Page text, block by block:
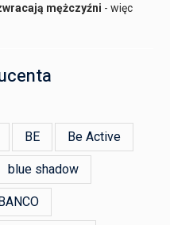
mężczyźni - więc
BE Be Active
blue shadow